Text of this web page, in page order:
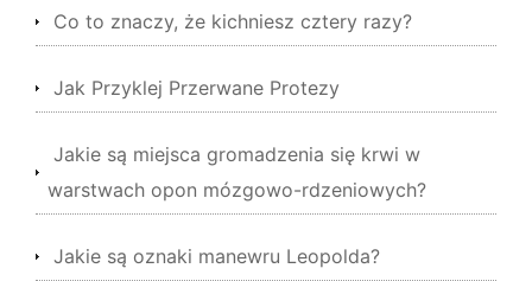
Co to znaczy, że kichniesz cztery razy?
Jak Przyklej Przerwane Protezy
Jakie są miejsca gromadzenia się krwi w
warstwach opon mózgowo-rdzeniowych?
Jakie są oznaki manewru Leopolda?